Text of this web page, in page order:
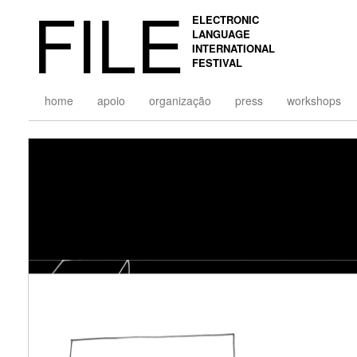
FILE
ELECTRONIC
LANGUAGE
INTERNATIONAL
FESTIVAL
home apoio organização press workshops